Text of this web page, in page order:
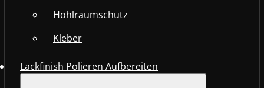
Hohlraumschutz
Kleber
Lackfinish Polieren Aufbereiten